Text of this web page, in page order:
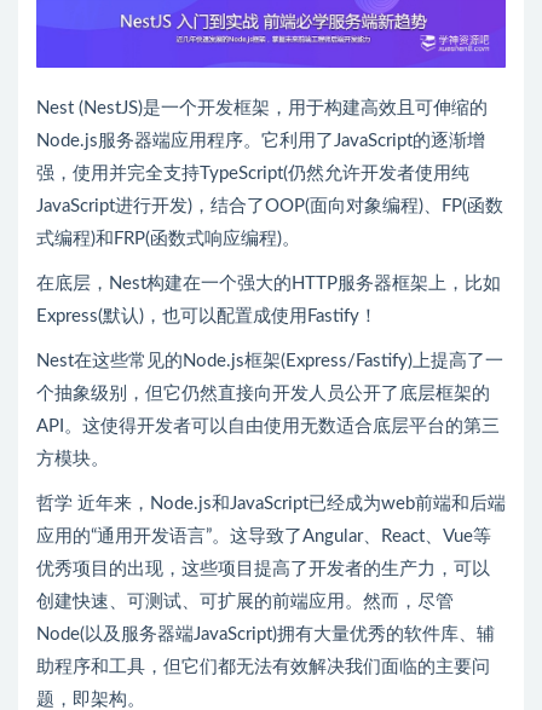
Nest (NestJS)是一个开发框架，用于构建高效且可伸缩的
Node.js服务器端应用程序。它利用了JavaScript的逐渐增
强，使用并完全支持TypeScript(仍然允许开发者使用纯
JavaScript进行开发)，结合了OOP(面向对象编程)、FP(函数
式编程)和FRP(函数式响应编程)。
在底层，Nest构建在一个强大的HTTP服务器框架上，比如
Express(默认)，也可以配置成使用Fastify！
Nest在这些常见的Node.js框架(Express/Fastify)上提高了一
个抽象级别，但它仍然直接向开发人员公开了底层框架的
API。这使得开发者可以自由使用无数适合底层平台的第三
方模块。
哲学 近年来，Node.js和JavaScript已经成为web前端和后端
应用的“通用开发语言”。这导致了Angular、React、Vue等
优秀项目的出现，这些项目提高了开发者的生产力，可以
创建快速、可测试、可扩展的前端应用。然而，尽管
Node(以及服务器端JavaScript)拥有大量优秀的软件库、辅
助程序和工具，但它们都无法有效解决我们面临的主要问
题，即架构。